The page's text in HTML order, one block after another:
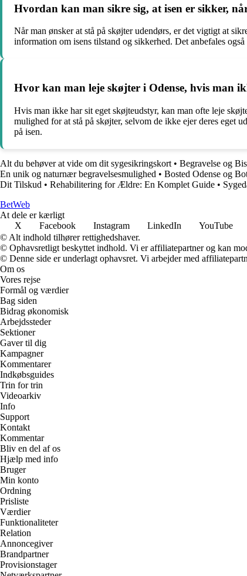
Hvordan kan man sikre sig, at isen er sikker,
Når man ønsker at stå på skøjter udendørs, er det vigtigt at
information om isens tilstand og sikkerhed. Det anbefales
Hvor kan man leje skøjter i Odense, hvis man
Hvis man ikke har sit eget skøjteudstyr, kan man ofte leje
mulighed for at stå på skøjter, selvom de ikke ejer deres eget
på isen.
Alt du behøver at vide om dit sygesikringskort • Begravelse og
En unik og naturnær begravelsesmulighed • Bosted Odense og
Dit Tilskud • Rehabilitering for Ældre: En Komplet Guide •
BetWeb
At dele er kærligt
X
Facebook Instagram LinkedIn YouTube
© Alt indhold tilhører rettighedshaver.
© Ophavsretligt beskyttet indhold. Vi er affiliatepartner og kan
© Denne side er underlagt ophavsret. Vi arbejder med
Om os
Vores rejse
Formål og værdier
Bag siden
Bidrag økonomisk
Arbejdssteder
Sektioner
Gaver til dig
Kampagner
Kommentarer
Indkøbsguides
Trin for trin
Videoarkiv
Info
Support
Kontakt
Kommentar
Bliv en del af os
Hjælp med info
Bruger
Min konto
Ordning
Prisliste
Værdier
Funktionaliteter
Relation
Annoncegiver
Brandpartner
Provisionstager